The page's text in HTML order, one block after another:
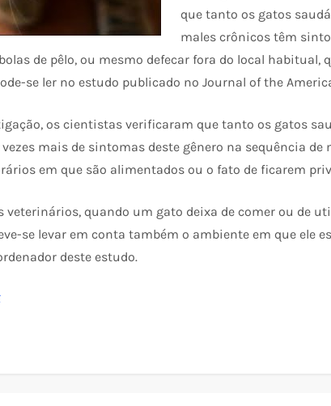
que tanto os gatos
males crônicos têm
de pêlo, ou mesmo defecar fora do local habitual,
se ler no estudo publicado no Journal of the
os cientistas verificaram que tanto os gatos
mais de sintomas deste gênero na sequência
em que são alimentados ou o fato de ficarem
veterinários, quando um gato deixa de comer ou de
se levar em conta também o ambiente em que ele
deste estudo.